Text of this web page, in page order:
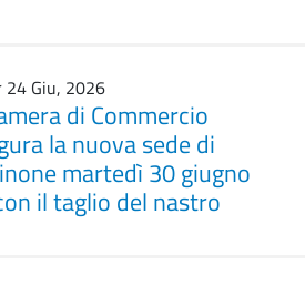
24 Giu, 2026
di Commercio
la nuova sede di
martedì 30 giugno
il taglio del nastro